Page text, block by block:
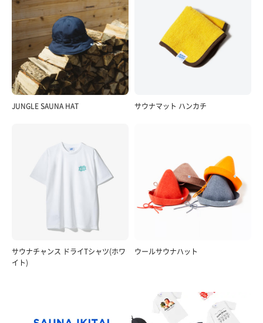
JUNGLE SAUNA HAT サウナマット ハンカチ
サウナチャンス ドライTシャツ(ホワ
イト)
ウールサウナハット